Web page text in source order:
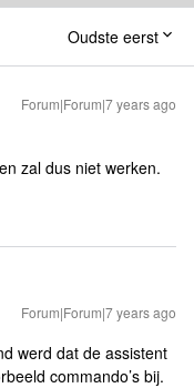
Oudste eerst
Forum|Forum|7 years ago
zal dus niet werken.
Forum|Forum|7 years ago
werd dat de assistent
commando’s bij.